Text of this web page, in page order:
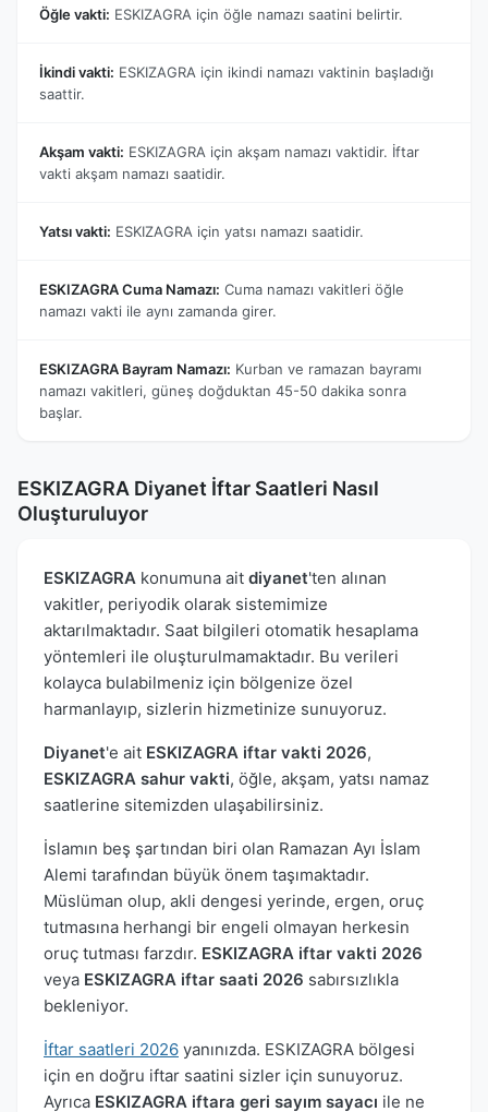
Öğle vakti: ESKIZAGRA için öğle namazı saatini belirtir.
İkindi vakti: ESKIZAGRA için ikindi namazı vaktinin başladığı
saattir.
Akşam vakti: ESKIZAGRA için akşam namazı vaktidir. İftar
vakti akşam namazı saatidir.
Yatsı vakti: ESKIZAGRA için yatsı namazı saatidir.
ESKIZAGRA Cuma Namazı: Cuma namazı vakitleri öğle
namazı vakti ile aynı zamanda girer.
ESKIZAGRA Bayram Namazı: Kurban ve ramazan bayramı
namazı vakitleri, güneş doğduktan 45-50 dakika sonra
başlar.
ESKIZAGRA Diyanet İftar Saatleri Nasıl
Oluşturuluyor
ESKIZAGRA konumuna ait diyanet'ten alınan
vakitler, periyodik olarak sistemimize
aktarılmaktadır. Saat bilgileri otomatik hesaplama
yöntemleri ile oluşturulmamaktadır. Bu verileri
kolayca bulabilmeniz için bölgenize özel
harmanlayıp, sizlerin hizmetinize sunuyoruz.
Diyanet'e ait ESKIZAGRA iftar vakti 2026,
ESKIZAGRA sahur vakti, öğle, akşam, yatsı namaz
saatlerine sitemizden ulaşabilirsiniz.
İslamın beş şartından biri olan Ramazan Ayı İslam
Alemi tarafından büyük önem taşımaktadır.
Müslüman olup, akli dengesi yerinde, ergen, oruç
tutmasına herhangi bir engeli olmayan herkesin
oruç tutması farzdır. ESKIZAGRA iftar vakti 2026
veya ESKIZAGRA iftar saati 2026 sabırsızlıkla
bekleniyor.
İftar saatleri 2026 yanınızda. ESKIZAGRA bölgesi
için en doğru iftar saatini sizler için sunuyoruz.
Ayrıca ESKIZAGRA iftara geri sayım sayacı ile ne